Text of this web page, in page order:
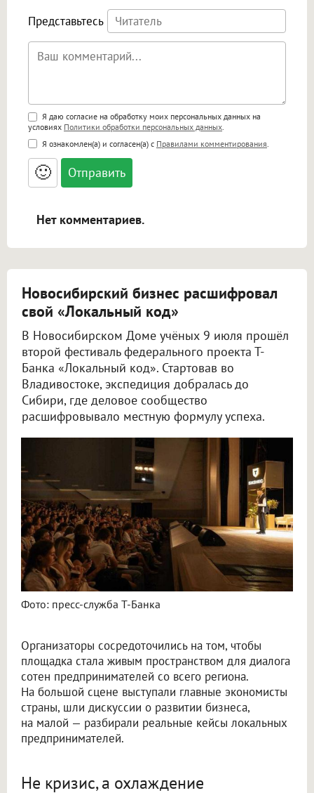
Представьтесь
Поддержка HTML
<b>, <strong>, <u>, <i>, <em>, <s>, <big>,
<small>, <sup>, <sub>, <pre>, <ul>, <ol>, <li>,
<blockquote>, <code> экранирует HTML,
адреса URL автоматически становятся
ссылками, и [img]адрес[/img] будет
Я даю согласие на обработку моих персональных данных на
условиях Политики обработки персональных данных
Я ознакомлен(а) и согласен(а) с Правилами комментирования
🙂
Нет комментариев.
Новосибирский бизнес расшифровал
свой «Локальный код»
В Новосибирском Доме учёных 9 июля прошёл
второй фестиваль федерального проекта Т-
Банка «Локальный код». Стартовав во
Владивостоке, экспедиция добралась до
Сибири, где деловое сообщество
расшифровывало местную формулу успеха.
Фото: пресс-служба Т-Банка
Организаторы сосредоточились на том, чтобы
площадка стала живым пространством для диалога
сотен предпринимателей со всего региона.
На большой сцене выступали главные экономисты
страны, шли дискуссии о развитии бизнеса,
на малой — разбирали реальные кейсы локальных
предпринимателей.
Не кризис, а охлаждение